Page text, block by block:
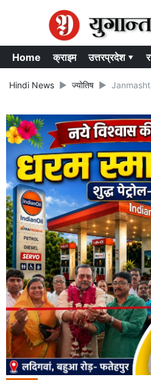
Home क्राइम उत्तरप्रदेश ▾
Hindi News ज्योतिष